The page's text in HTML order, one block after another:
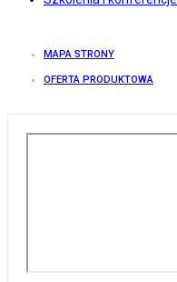
MAPA STRONY
OFERTA PRODUKTOWA